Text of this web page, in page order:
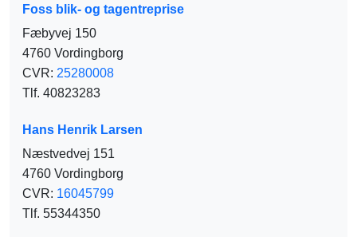
Foss blik- og tagentreprise
Fæbyvej 150
4760 Vordingborg
CVR: 25280008
Tlf. 40823283
Hans Henrik Larsen
Næstvedvej 151
4760 Vordingborg
CVR: 16045799
Tlf. 55344350